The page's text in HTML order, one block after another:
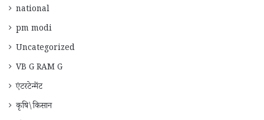
national
pm modi
Uncategorized
VB G RAM G
एंटरटेन्मेंट
कृषि\किसान